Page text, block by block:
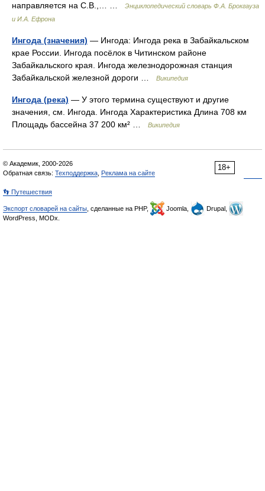
направляется на С.В.,… …
Энциклопедический словарь Ф.А. Брокгауза
и И.А. Ефрона
Ингода (значения) — Ингода: Ингода река в Забайкальском
крае России. Ингода посёлок в Читинском районе
Забайкальского края. Ингода железнодорожная станция
Забайкальской железной дороги …
Википедия
Ингода (река) — У этого термина существуют и другие
значения, см. Ингода. Ингода Характеристика Длина 708 км
Площадь бассейна 37 200 км² …
Википедия
18+
© Академик, 2000-2026
Обратная связь: Техподдержка Реклама на сайте
👣 Путешествия
Экспорт словарей на сайты , сделанные на PHP, Joomla,
Drupal,
WordPress, MODx.